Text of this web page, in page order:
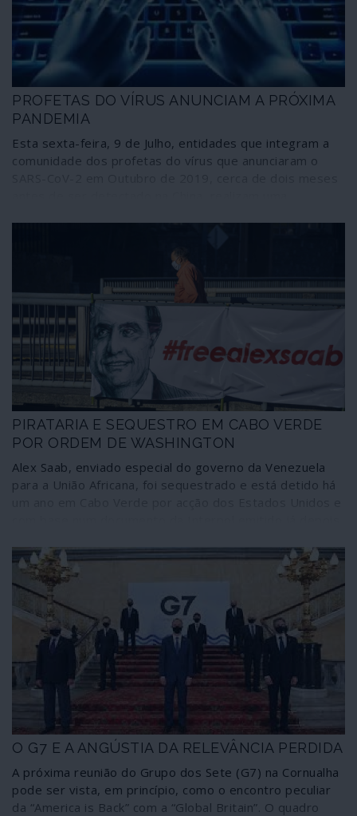
PROFETAS DO VÍRUS ANUNCIAM A PRÓXIMA
PANDEMIA
Esta sexta-feira, 9 de Julho, entidades que integram a
comunidade dos profetas do vírus que anunciaram o
dimensão que, comparativamente, faria a crise da
COVID-19 parecer um “pequeno distúrbio”. Quem o diz
é o chefe do Fórum Económico Mundial (WEF na sigla
inglesa), Klaus Schwab, ardente defensor do
aproveitamento destas convulsões como “janelas de
oportunidade” para proceder ao “novo reinício”, o Great
Reset do capitalismo.
PIRATARIA E SEQUESTRO EM CABO VERDE
POR ORDEM DE WASHINGTON
Alex Saab, enviado especial do governo da Venezuela
para a União Africana, foi sequestrado e está detido há
sequestro, mantido à mão armada por um navio de
guerra norte-americano ancorado ao largo das costas
cabo-verdianas, não incomoda as sensíveis carpideiras
sobre “direitos humanos”, tão prontas a dar sinais
quando as violações são de outros azimutes.
O G7 E A ANGÚSTIA DA RELEVÂNCIA PERDIDA
A próxima reunião do Grupo dos Sete (G7) na Cornualha
pode ser vista, em princípio, como o encontro peculiar
da “America is Back” com a “Global Britain”. O quadro